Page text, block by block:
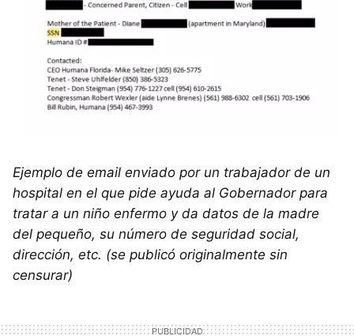
Ejemplo de email enviado por un trabajador de un
hospital en el que pide ayuda al Gobernador para
tratar a un niño enfermo y da datos de la madre
del pequeño, su número de seguridad social,
dirección, etc. (se publicó originalmente sin
censurar)